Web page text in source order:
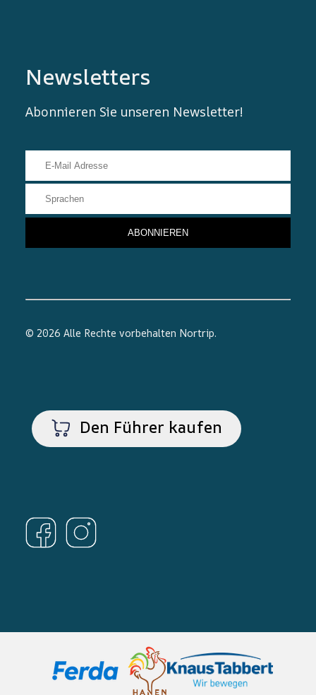
Newsletters
Abonnieren Sie unseren Newsletter!
© 2026 Alle Rechte vorbehalten Nortrip.
Den Führer kaufen